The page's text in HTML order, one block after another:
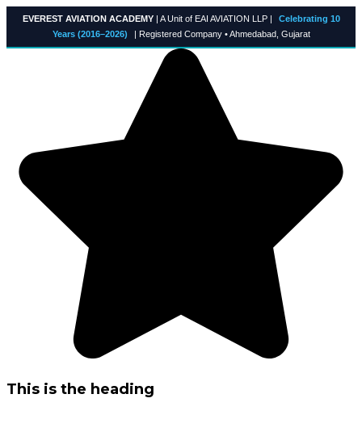
SkipEVEREST AVIATION ACADEMY| A Unit of EAI AVIATION LLP |
Celebrating 10
Years (2016–2026)
| Registered Company • Ahmedabad, Gujarat
This is the heading